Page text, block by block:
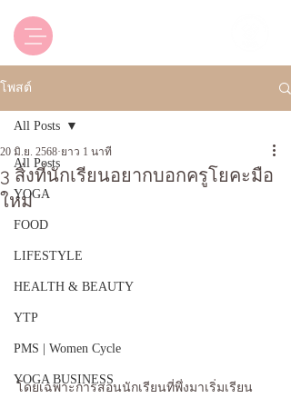
โพสต์
All Posts
YOGA
FOOD
LIFESTYLE
HEALTH & BEAUTY
YTP
PMS | Women Cycle
YOGA BUSINESS
All Posts
3 สิ่งที่นักเรียนอยากบอกครูโยคะมือ
ใหม่
20 มิ.ย. 2568 ยาว 1 นาที
โดยเฉพาะการสอนนักเรียนที่พึ่งมาเริ่มเรียน